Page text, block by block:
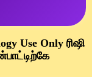
Use Only ரிஷி